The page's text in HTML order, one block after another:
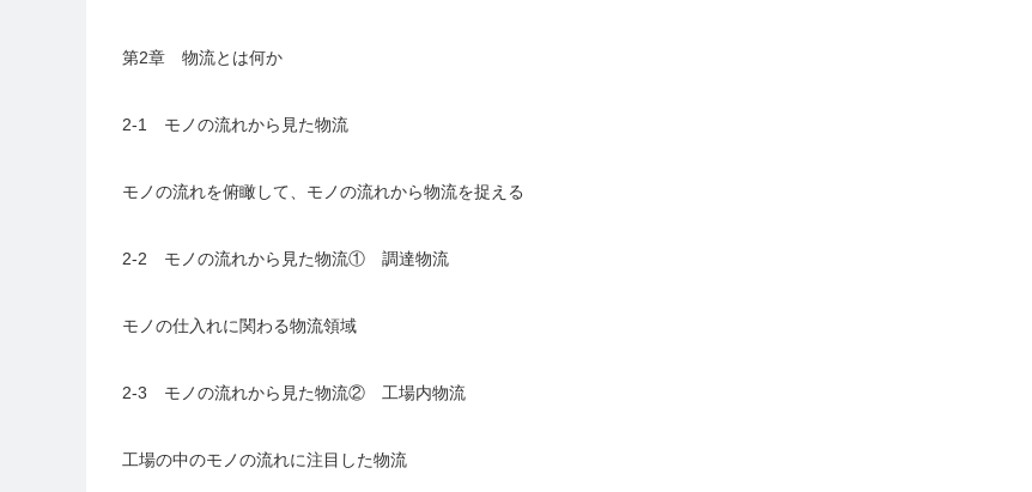
第2章 物流とは何か
2-1 モノの流れから見た物流
モノの流れを俯瞰して、モノの流れから物流を捉える
2-2 モノの流れから見た物流① 調達物流
モノの仕入れに関わる物流領域
2-3 モノの流れから見た物流② 工場内物流
工場の中のモノの流れに注目した物流